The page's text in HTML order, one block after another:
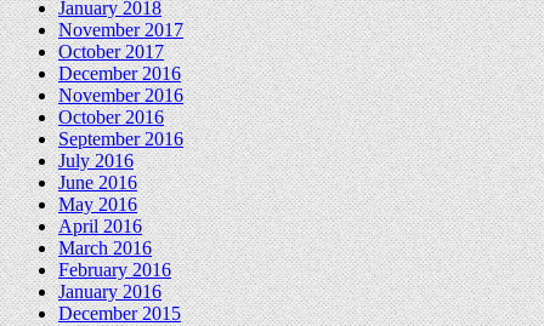
January 2018
November 2017
October 2017
December 2016
November 2016
October 2016
September 2016
July 2016
June 2016
May 2016
April 2016
March 2016
February 2016
January 2016
December 2015